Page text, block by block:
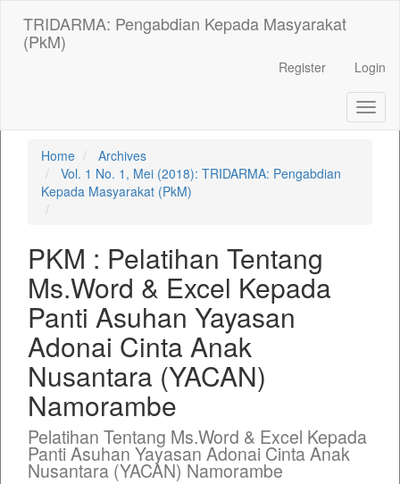
jump
Main
Content
Sidebar
TRIDARMA: Pengabdian Kepada Masyarakat
(PkM)
Register Login
Home
Archives
Vol. 1 No. 1, Mei (2018): TRIDARMA: Pengabdian
Kepada Masyarakat (PkM)
PKM : Pelatihan Tentang
Ms.Word & Excel Kepada
Panti Asuhan Yayasan
Adonai Cinta Anak
Nusantara (YACAN)
Namorambe
Pelatihan Tentang Ms.Word & Excel Kepada
Panti Asuhan Yayasan Adonai Cinta Anak
Nusantara (YACAN) Namorambe